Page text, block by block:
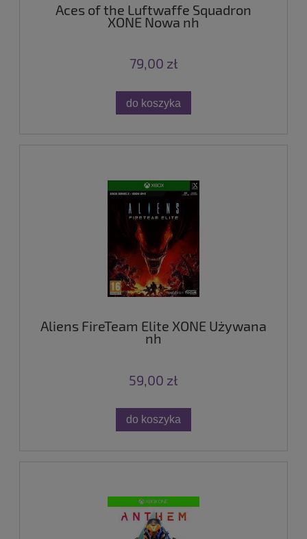
Aces of the Luftwaffe Squadron
XONE Nowa nh
79,00 zł
do koszyka
Aliens FireTeam Elite XONE Używana
nh
59,00 zł
do koszyka